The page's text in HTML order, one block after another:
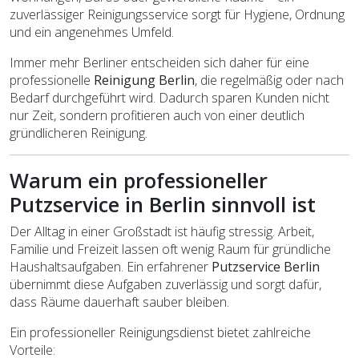
zuverlässiger Reinigungsservice sorgt für Hygiene, Ordnung
und ein angenehmes Umfeld.
Immer mehr Berliner entscheiden sich daher für eine
professionelle Reinigung Berlin, die regelmäßig oder nach
Bedarf durchgeführt wird. Dadurch sparen Kunden nicht
nur Zeit, sondern profitieren auch von einer deutlich
gründlicheren Reinigung.
Warum ein professioneller
Putzservice in Berlin sinnvoll ist
Der Alltag in einer Großstadt ist häufig stressig. Arbeit,
Familie und Freizeit lassen oft wenig Raum für gründliche
Haushaltsaufgaben. Ein erfahrener Putzservice Berlin
übernimmt diese Aufgaben zuverlässig und sorgt dafür,
dass Räume dauerhaft sauber bleiben.
Ein professioneller Reinigungsdienst bietet zahlreiche
Vorteile: